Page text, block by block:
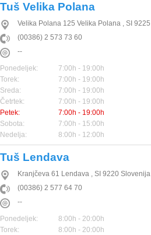
Tuš Velika Polana
Velika Polana 125 Velika Polana , SI 9225
(00386) 2 573 73 60
--
Ponedeljek:
7:00h - 19:00h
Torek:
7:00h - 19:00h
Sreda:
7:00h - 19:00h
Četrtek:
7:00h - 19:00h
Petek:
7:00h - 19:00h
Sobota:
7:00h - 15:00h
Nedelja:
8:00h - 12:00h
Tuš Lendava
Kranjčeva 61 Lendava , SI 9220 Slovenija
(00386) 2 577 64 70
--
Ponedeljek:
8:00h - 20:00h
Torek:
8:00h - 20:00h